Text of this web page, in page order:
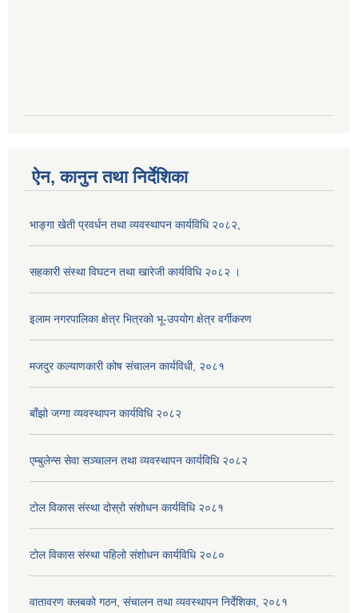
ऐन, कानुन तथा निर्देशिका
भाङ्गा खेती प्रवर्धन तथा व्यवस्थापन कार्यविधि २०८२,
सहकारी संस्था विघटन तथा खारेजी कार्यविधि २०८२ ।
इलाम नगरपालिका क्षेत्र भित्रको भू-उपयोग क्षेत्र वर्गीकरण
मजदुर कल्याणकारी कोष संचालन कार्यविधी, २०८१
बाँझो जग्गा व्यवस्थापन कार्यविधि २०८२
एम्बुलेन्स सेवा सञ्चालन तथा व्यवस्थापन कार्यविधि २०८२
टोल विकास संस्था दोस्रो संशोधन कार्यविधि २०८१
टोल विकास संस्था पहिलो संशोधन कार्यविधि २०८०
वातावरण क्लबको गठन, संचालन तथा व्यवस्थापन निर्देशिका, २०८१